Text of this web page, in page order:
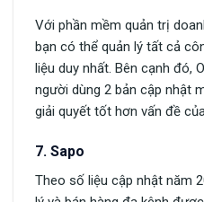
Với phần mềm quản trị
bạn có thể quản lý tất cả
liệu duy nhất. Bên cạnh đó,
người dùng 2 bản cập nhật
giải quyết tốt hơn vấn đề
7. Sapo
Theo số liệu cập nhật năm